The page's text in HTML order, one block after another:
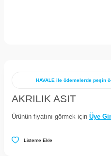
HAVALE ile ödemelerde peşin
AKRILIK ASIT
Ürünün fiyatını görmek için Üye
Listeme Ekle